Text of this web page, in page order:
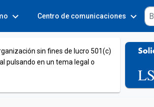
expand_more Centro de comunicaciones expand_more
sin fines de lucro 501(c)
pulsando en un tema legal o